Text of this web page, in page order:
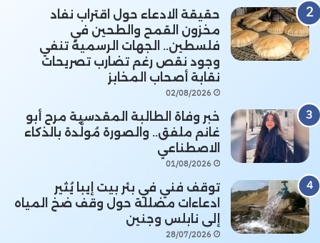
حقيقة الادعاء حول اقتراب نفاد
مخزون القمح والطحين في
فلسطين.. الجهات الرسمية تنفي
وجود نقص رغم تضارب تصريحات
نقابة أصحاب المخابز
02/08/2026
خبر وفاة الطالبة المقدسية مرح أبو
غانم ملفق.. والصورة مُولَّدة بالذكاء
الاصطناعي
01/08/2026
توقف فني في بئر بيت إيبا يُثير
ادعاءات مضللة حول وقف ضخ المياه
إلى نابلس وجنين
28/07/2026